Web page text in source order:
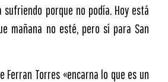
sufriendo porque no podía. Hoy está
mañana no esté, pero sí para San
Ferran Torres «encarna lo que es un